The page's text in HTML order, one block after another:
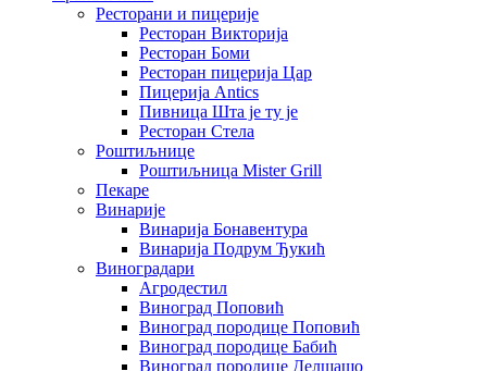
Ресторани и пицерије
Ресторан Викторија
Ресторан Боми
Ресторан пицерија Цар
Пицерија Аntics
Пивница Шта је ту је
Ресторан Стела
Роштиљнице
Роштиљница Mister Grill
Пекаре
Винарије
Винарија Бонавентура
Винарија Подрум Ђукић
Виноградари
Агродестил
Виноград Поповић
Виноград породице Поповић
Виноград породице Бабић
Виноград породице Делшашо